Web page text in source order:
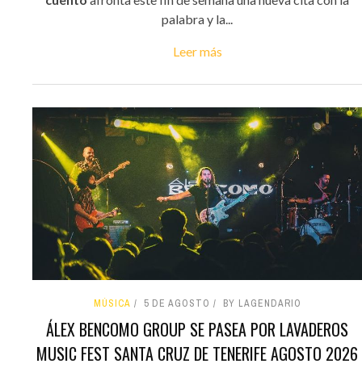
palabra y la...
Leer más
MÚSICA 5 DE AGOSTO BY LAGENDARIO
ÁLEX BENCOMO GROUP SE PASEA POR LAVADEROS
MUSIC FEST SANTA CRUZ DE TENERIFE AGOSTO 2026